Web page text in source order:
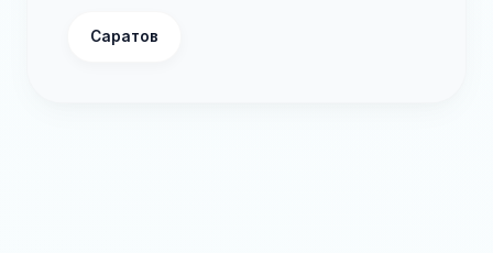
Саратов